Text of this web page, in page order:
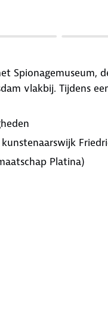
Spionagemuseum,
vlakbij. Tijdens
Platina)